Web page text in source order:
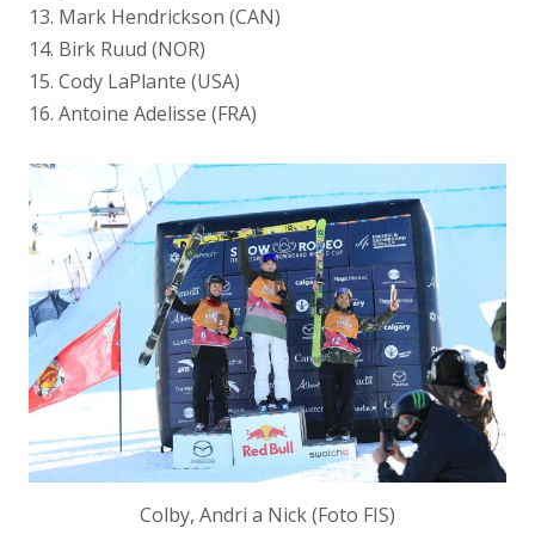
13. Mark Hendrickson (CAN)
14. Birk Ruud (NOR)
15. Cody LaPlante (USA)
16. Antoine Adelisse (FRA)
Colby, Andri a Nick (Foto FIS)